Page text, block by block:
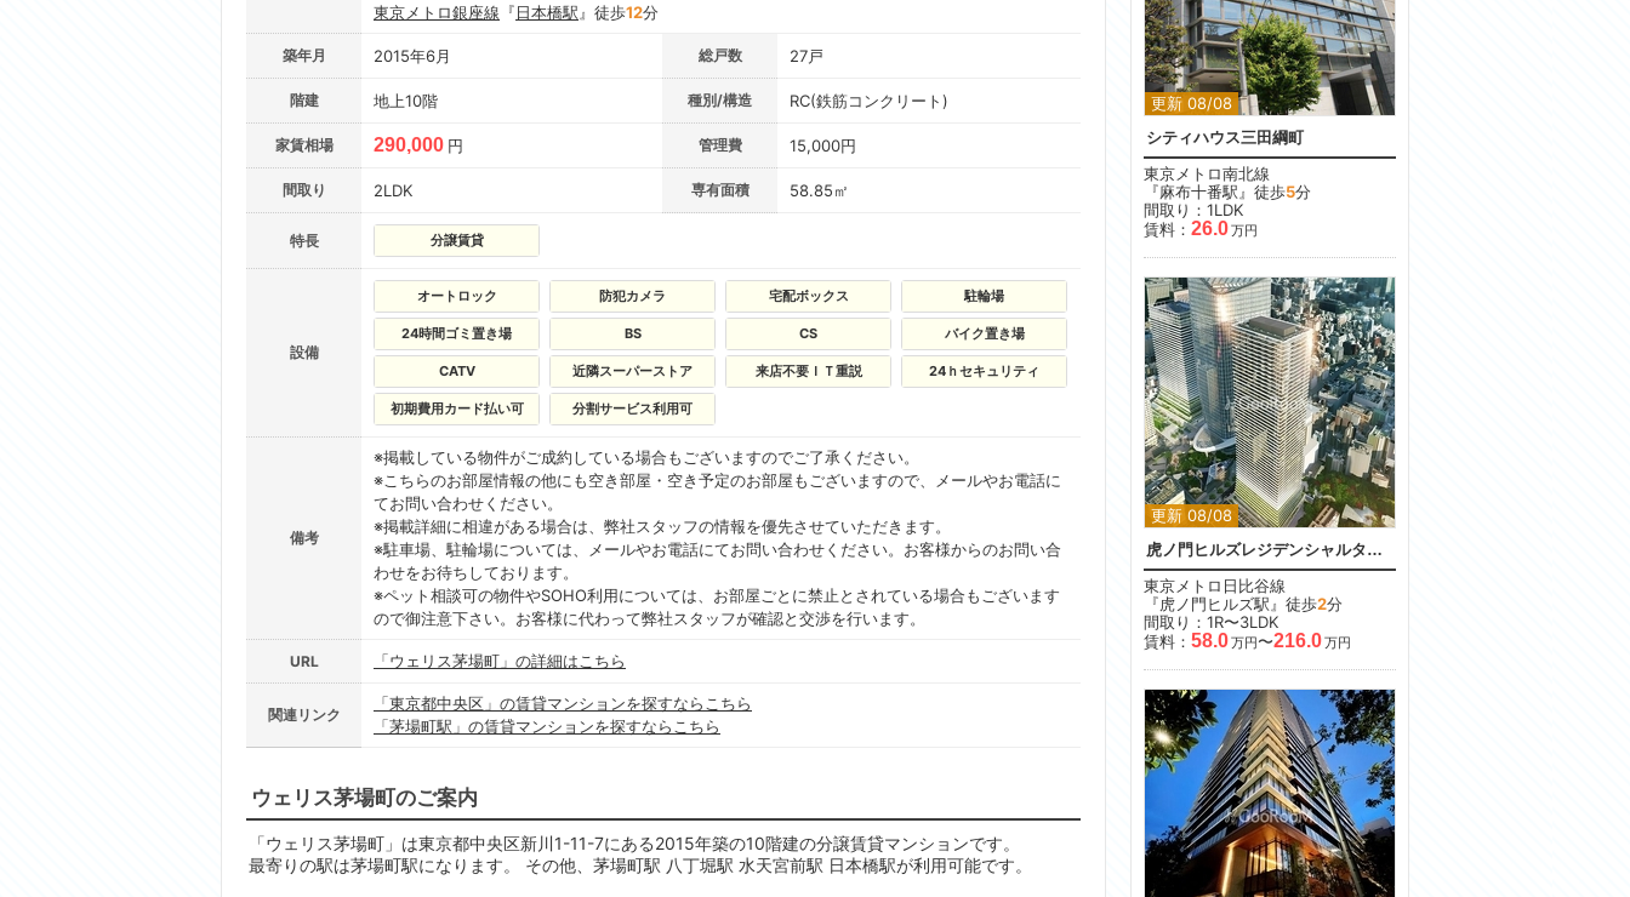
東京メトロ銀座線 『日本橋駅 』徒歩12分
築年月 2015年6月 総戸数 27戸
階建 地上10階 種別/構造 RC(鉄筋コンクリート)
家賃相場 290,000 円 管理費 15,000円
間取り 2LDK 専有面積 58.85㎡
特長 分譲賃貸
設備
オートロック 防犯カメラ 宅配ボックス 駐輪場
24時間ゴミ置き場 BS CS バイク置き場
CATV 近隣スーパーストア 来店不要ＩＴ重説 24ｈセキュリティ
初期費用カード払い可 分割サービス利用可
備考
※掲載している物件がご成約している場合もございますのでご了承ください。
※こちらのお部屋情報の他にも空き部屋・空き予定のお部屋もございますので、メールやお電話に
てお問い合わせください。
※掲載詳細に相違がある場合は、弊社スタッフの情報を優先させていただきます。
※駐車場、駐輪場については、メールやお電話にてお問い合わせください。お客様からのお問い合
わせをお待ちしております。
※ペット相談可の物件やSOHO利用については、お部屋ごとに禁止とされている場合もございます
ので御注意下さい。お客様に代わって弊社スタッフが確認と交渉を行います。
URL 「ウェリス茅場町」の詳細はこちら
関連リンク
「東京都中央区」の賃貸マンションを探すならこちら
「茅場町駅」の賃貸マンションを探すならこちら
ウェリス茅場町のご案内
「ウェリス茅場町」は東京都中央区新川1-11-7にある2015年築の10階建の分譲賃貸マンションです。
最寄りの駅は茅場町駅になります。 その他、茅場町駅 八丁堀駅 水天宮前駅 日本橋駅が利用可能です。
更新 08/08
シティハウス三田綱町
東京メトロ南北線
『麻布十番駅』徒歩5分
間取り：1LDK
賃料： 26.0万円
更新 08/08
虎ノ門ヒルズレジデンシャルタワー
東京メトロ日比谷線
『虎ノ門ヒルズ駅』徒歩2分
間取り：1R〜3LDK
賃料： 58.0万円〜216.0万円